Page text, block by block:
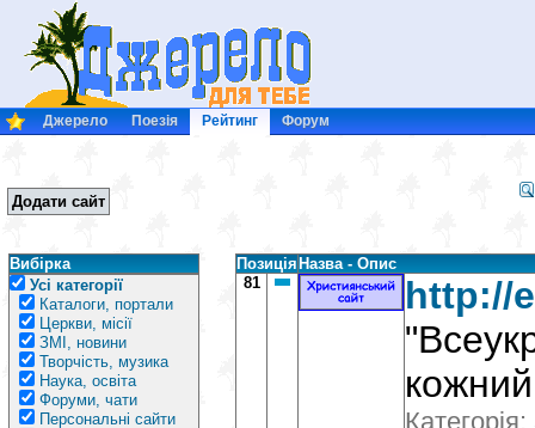
Джерело Поезія Рейтинг Форум
Додати сайт
Вибірка
Усі категорії
Каталоги, портали
Церкви, місії
ЗМІ, новини
Творчість, музика
Наука, освіта
Форуми, чати
Персональні сайти
Позиція Назва - Опис
81
http://
Категорія: